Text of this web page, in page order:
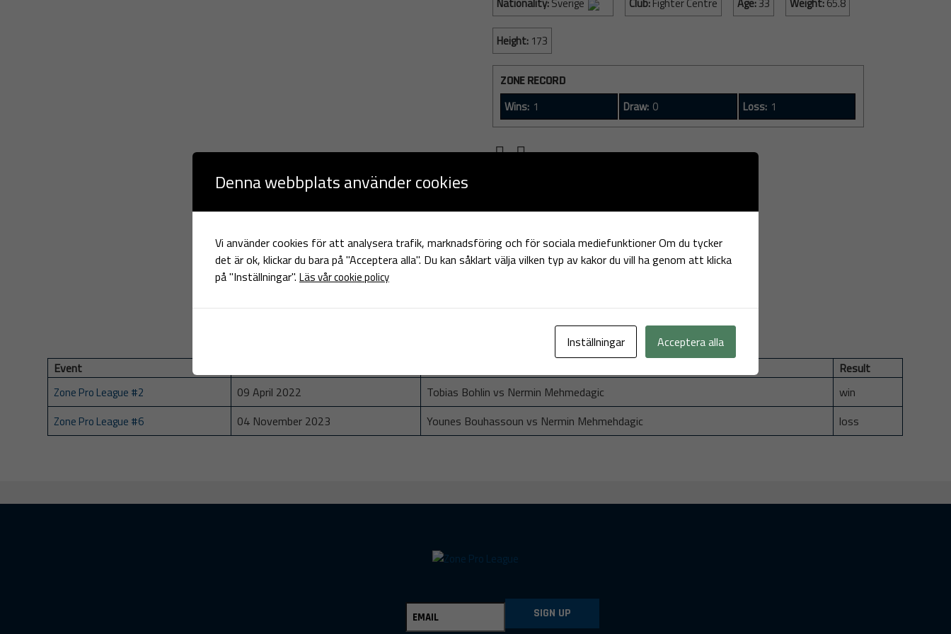
Nationality:Sverige Club:Fighter Centre Age:33 Weight:65.8
Height: 173
ZONE RECORD
Wins: 1 Draw: 0 Loss: 1
PAST FIGHTS
PAST FIGHTS
Event Result
Zone Pro League #2 09 April 2022 Tobias Bohlin vs Nermin Mehmedagic win
Zone Pro League #6 04 November 2023 Younes Bouhassoun vs Nermin Mehmehdagic loss
SIGN UP
Denna webbplats använder cookies
Vi använder cookies för att analysera trafik, marknadsföring och för sociala mediefunktioner Om du tycker
det är ok, klickar du bara på "Acceptera alla". Du kan såklart välja vilken typ av kakor du vill ha genom att klicka
på "Inställningar". Läs vår cookie policy
Inställningar Acceptera alla